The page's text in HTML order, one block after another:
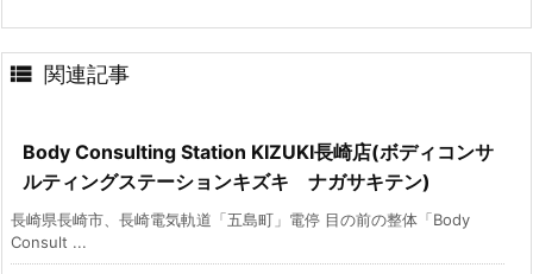
 関連記事
Body Consulting Station KIZUKI長崎店(ボディコンサ
ルティングステーションキズキ ナガサキテン)
長崎県長崎市、長崎電気軌道「五島町」電停 目の前の整体「Body
Consult ...